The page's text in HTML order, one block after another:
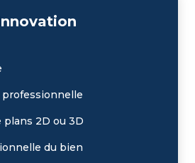
plans 2D ou 3D
du bien